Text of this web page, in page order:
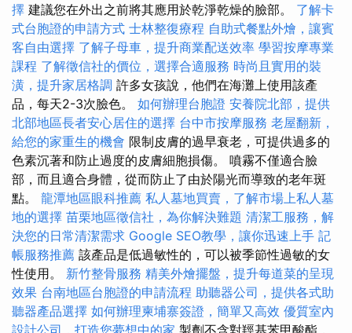
擇 建議您在外出之前將其應用於乾淨乾燥的臉部。 了解卡
式台胞證的申請方式 士林整復療程 自助式餐點外燴，讓賓
客自由選擇 了解子母車，提升商業配送效率 學習按摩專業
課程 了解徵信社的價位，選擇合適服務 時尚且實用的裝
潢，提升家居格調 許多女孩說，他們在海灘上使用該產
品，每天2-3次臉色。 如何辦理台胞證 安養院北部，提供
北部地區長者安心居住的選擇 台中市按摩服務 老屋翻新，
給您的家重生的機會 限制皮膚的過早衰老，可提供過多的
色素沉著和防止過度的皮膚細胞損傷。 噴霧不僅適合臉
部，而且適合身體，從而防止了由於陽光而導致的老年斑
點。 龍潭地區眼科推薦 私人墓地買賣，了解市場上私人墓
地的選擇 苗栗地區徵信社，為你解決難題 清潔工服務，解
決您的日常清潔需求 Google SEO教學，讓你迅速上手 記
帳服務推薦 該產品是低過敏性的，可以被季節性過敏的女
性使用。 新竹整骨服務 精美外燴擺盤，提升每道菜的呈現
效果 台南地區台胞證的申請流程 助聽器公司，提供各式助
聽器產品選擇 如何辦理柬埔寨簽證，簡單又高效 優質室內
設計公司，打造您夢想中的家 製劑不含對羥基苯甲酸酯，